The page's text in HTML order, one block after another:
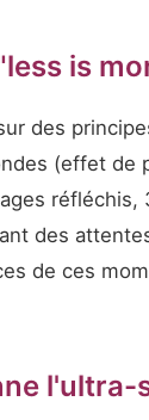
is
des
(effet de
des
de ces
l'ultra-